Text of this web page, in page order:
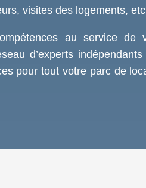
visites des logements,
au service de
d’experts
pour tout votre parc de